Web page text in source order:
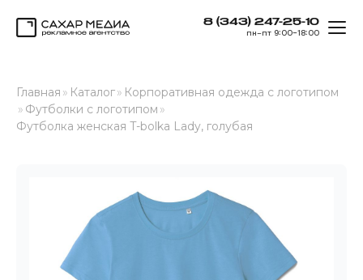
8 (343) 247-25-10
пн–пт 9:00–18:00
Главная » Каталог» Корпоративная одежда с логотипом
» Футболки с логотипом »
Футболка женская T-bolka Lady, голубая